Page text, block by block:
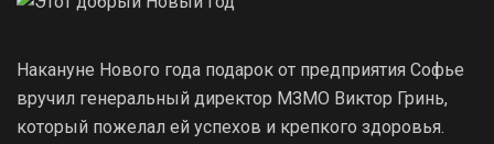
Накануне Нового года подарок от предприятия Софье
вручил генеральный директор МЗМО Виктор Гринь,
который пожелал ей успехов и крепкого здоровья.